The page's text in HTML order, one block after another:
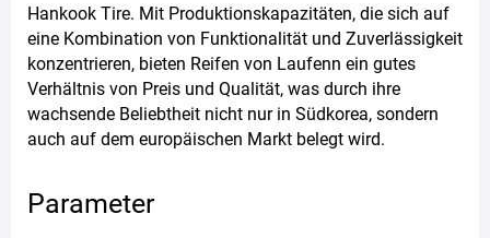
Hankook Tire. Mit Produktionskapazitäten, die sich auf
eine Kombination von Funktionalität und Zuverlässigkeit
konzentrieren, bieten Reifen von Laufenn ein gutes
Verhältnis von Preis und Qualität, was durch ihre
wachsende Beliebtheit nicht nur in Südkorea, sondern
auch auf dem europäischen Markt belegt wird.
Parameter